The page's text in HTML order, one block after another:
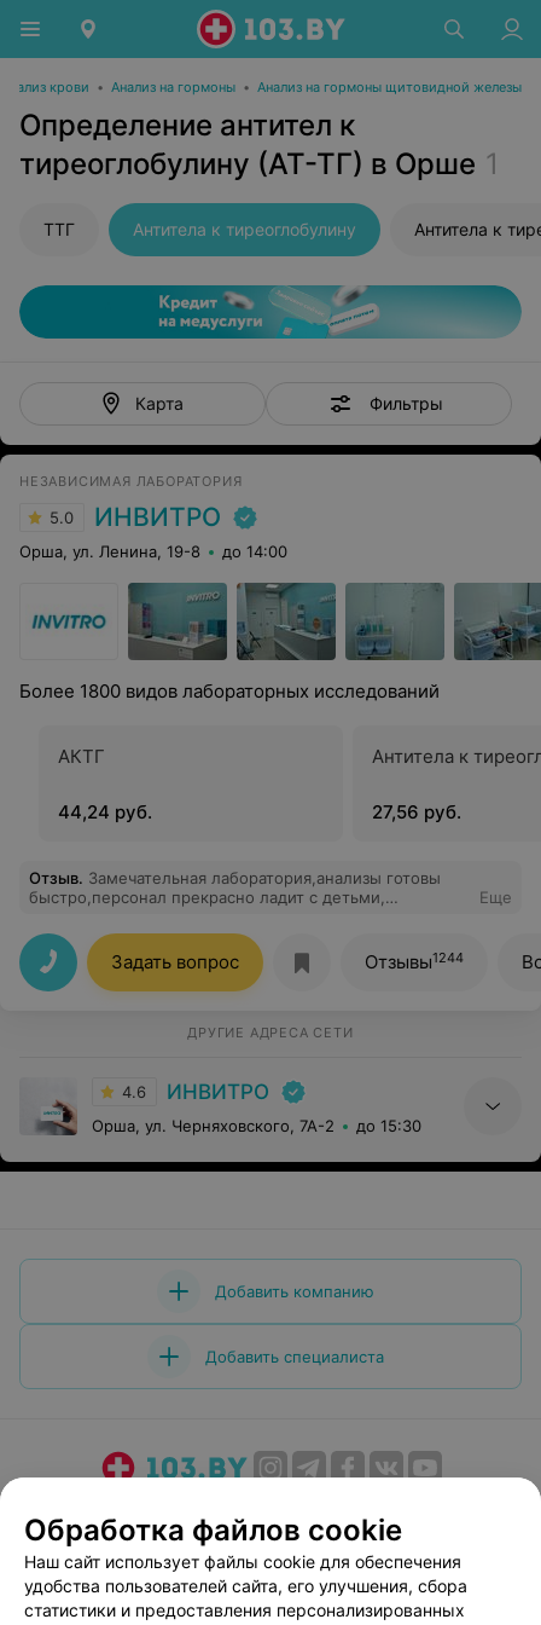
Анализ крови • Анализ на гормоны • Анализ на гормоны щитовидной железы
Определение антител к
тиреоглобулину (АТ-ТГ) в Орше 1
ТТГ Антитела к тиреоглобулину Антитела к
Карта Фильтры
НЕЗАВИСИМАЯ ЛАБОРАТОРИЯ
5.0 ИНВИТРО
Орша, ул. Ленина, 19-8 до 14:00
Более 1800 видов лабораторных исследований
АКТГ
44,24 руб.
Антитела к
27,56 руб.
Отзыв. Замечательная лаборатория,анализы готовы
быстро,персонал прекрасно ладит с детьми,
Еще
Задать вопрос Отзывы1244
ДРУГИЕ АДРЕСА СЕТИ
4.6 ИНВИТРО
Орша, ул. Черняховского, 7А-2 до 15:30
Добавить компанию
Добавить специалиста
Медицинский маркетинг
Публичный договор
Пользовательское соглашение
Способы оплаты
Вакансии
Партнеры
Обработка файлов cookie
Наш сайт использует файлы cookie для обеспечения
удобства пользователей сайта, его улучшения, сбора
статистики и предоставления персонализированных